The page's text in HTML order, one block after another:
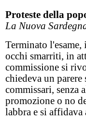
Proteste della
La Nuova
Terminato
occhi smarriti, in
commissione si
chiedeva un parere
commissari, senza
promozione o no
labbra e si affidava